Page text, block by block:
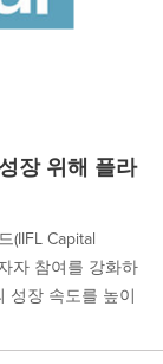
장 위해 플라
(IIFL Capital
자 참여를 강화하
성장 속도를 높이